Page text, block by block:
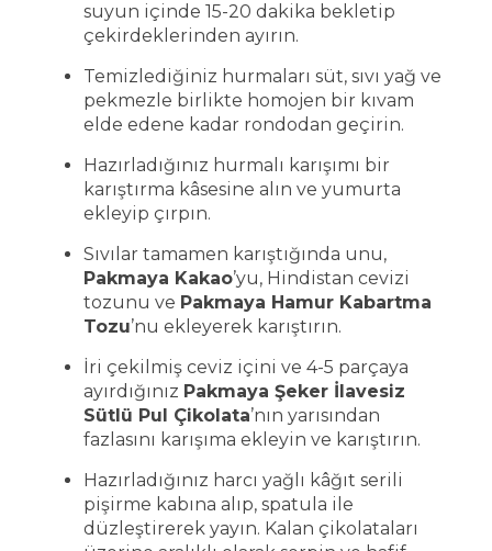
suyun içinde 15-20 dakika bekletip
çekirdeklerinden ayırın.
Temizlediğiniz hurmaları süt, sıvı yağ ve
pekmezle birlikte homojen bir kıvam
elde edene kadar rondodan geçirin.
Hazırladığınız hurmalı karışımı bir
karıştırma kâsesine alın ve yumurta
ekleyip çırpın.
Sıvılar tamamen karıştığında unu,
Pakmaya Kakao’yu, Hindistan cevizi
tozunu ve Pakmaya Hamur Kabartma
Tozu’nu ekleyerek karıştırın.
İri çekilmiş ceviz içini ve 4-5 parçaya
ayırdığınız Pakmaya Şeker İlavesiz
Sütlü Pul Çikolata’nın yarısından
fazlasını karışıma ekleyin ve karıştırın.
Hazırladığınız harcı yağlı kâğıt serili
pişirme kabına alıp, spatula ile
düzleştirerek yayın. Kalan çikolataları